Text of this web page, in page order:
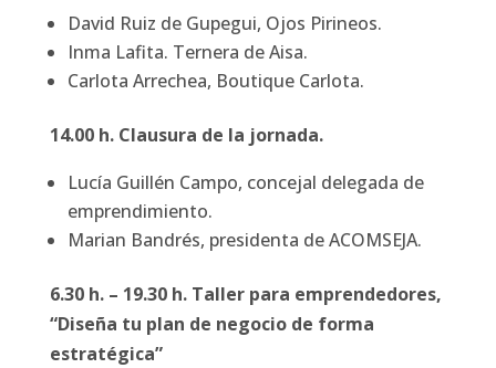
David Ruiz de Gupegui, Ojos Pirineos.
Inma Lafita. Ternera de Aisa.
Carlota Arrechea, Boutique Carlota.
14.00 h. Clausura de la jornada.
Lucía Guillén Campo, concejal delegada de
emprendimiento.
Marian Bandrés, presidenta de ACOMSEJA.
6.30 h. – 19.30 h. Taller para emprendedores,
“Diseña tu plan de negocio de forma
estratégica”